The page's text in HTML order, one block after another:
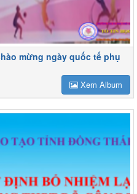
mừng ngày quốc tế phụ
Xem Album